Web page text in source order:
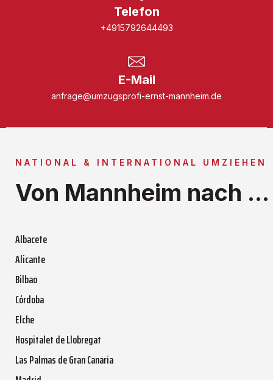
Telefon
+4915792644493
E-Mail
anfrage@umzugsprofi-ernst-mannheim.de
NATIONAL & INTERNATIONAL UMZIEHEN
Von Mannheim nach ...
Albacete
Alicante
Bilbao
Córdoba
Elche
Hospitalet de Llobregat
Las Palmas de Gran Canaria